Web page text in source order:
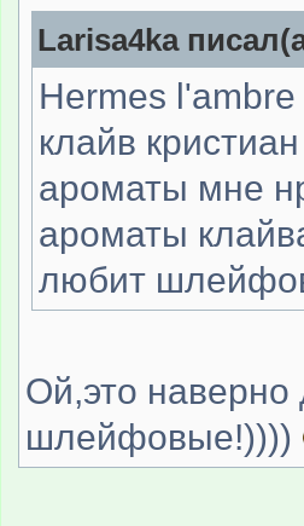
Larisa4ka
Hermes
клайв
ароматы мне
ароматы
любит
Ой,это
шлейфовые!))))